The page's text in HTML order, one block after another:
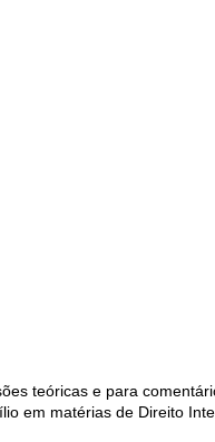
teóricas e para
em matérias de Direito